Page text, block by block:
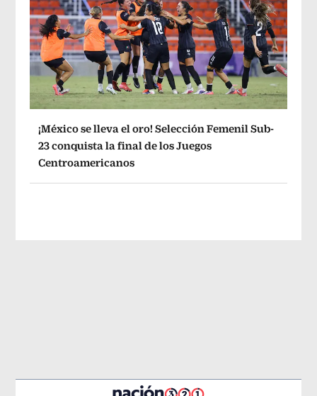
¡México se lleva el oro! Selección Femenil Sub-
23 conquista la final de los Juegos
Centroamericanos